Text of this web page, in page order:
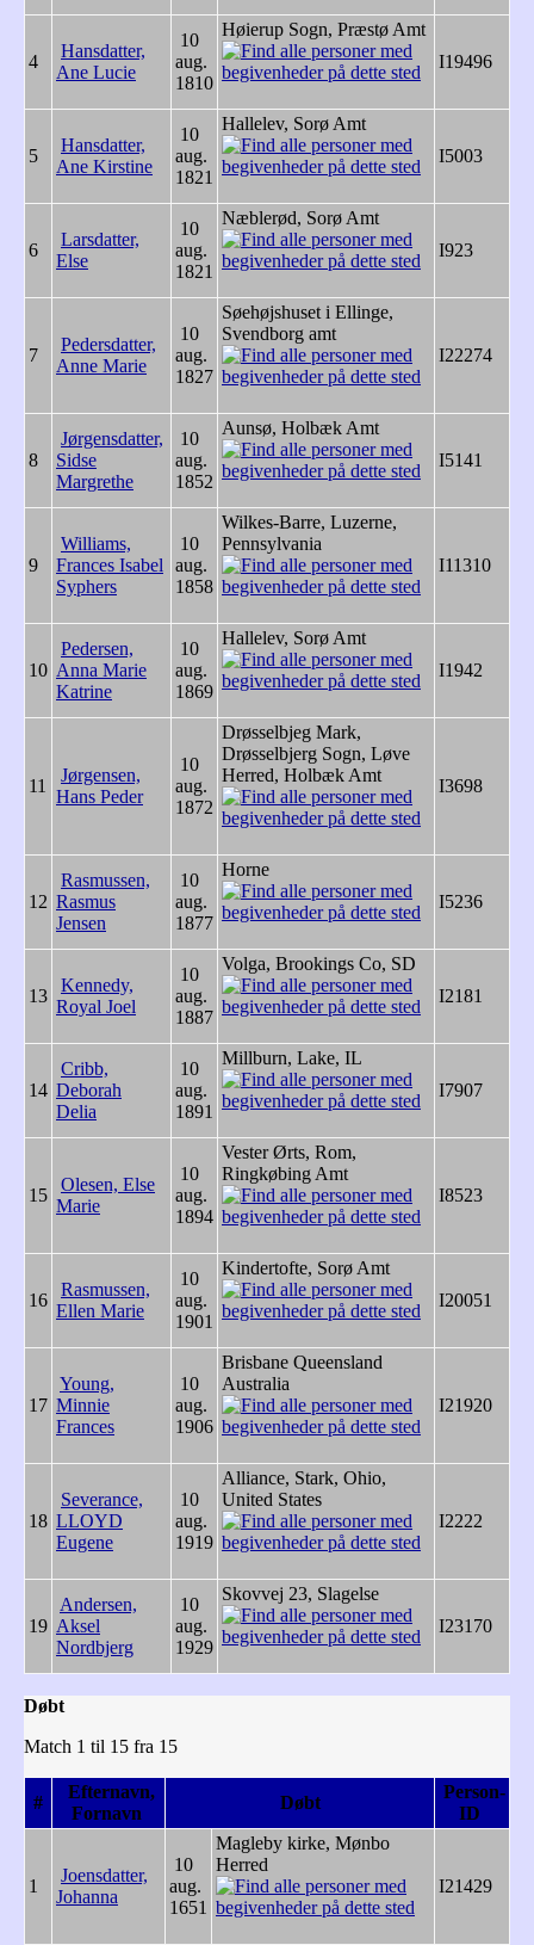
4
Hansdatter,
Ane Lucie
10
aug.
1810
Høierup Sogn, Præstø Amt
I19496
5
Hansdatter,
Ane Kirstine
10
aug.
1821
Hallelev, Sorø Amt
I5003
6
Larsdatter,
Else
10
aug.
1821
Næblerød, Sorø Amt
I923
7
Pedersdatter,
Anne Marie
10
aug.
1827
Søehøjshuset i Ellinge,
Svendborg amt
I22274
8
Jørgensdatter,
Sidse
Margrethe
10
aug.
1852
Aunsø, Holbæk Amt
I5141
9
Williams,
Frances Isabel
Syphers
10
aug.
1858
Wilkes-Barre, Luzerne,
Pennsylvania
I11310
10
Pedersen,
Anna Marie
Katrine
10
aug.
1869
Hallelev, Sorø Amt
I1942
11
Jørgensen,
Hans Peder
10
aug.
1872
Drøsselbjeg Mark,
Drøsselbjerg Sogn, Løve
Herred, Holbæk Amt
I3698
12
Rasmussen,
Rasmus
Jensen
10
aug.
1877
Horne
I5236
13
Kennedy,
Royal Joel
10
aug.
1887
Volga, Brookings Co, SD
I2181
14
Cribb,
Deborah
Delia
10
aug.
1891
Millburn, Lake, IL
I7907
15
Olesen, Else
Marie
10
aug.
1894
Vester Ørts, Rom,
Ringkøbing Amt
I8523
16
Rasmussen,
Ellen Marie
10
aug.
1901
Kindertofte, Sorø Amt
I20051
17
Young,
Minnie
Frances
10
aug.
1906
Brisbane Queensland
Australia
I21920
18
Severance,
LLOYD
Eugene
10
aug.
1919
Alliance, Stark, Ohio,
United States
I2222
19
Andersen,
Aksel
Nordbjerg
10
aug.
1929
Skovvej 23, Slagelse
I23170
Døbt
Match 1 til 15 fra 15
#
Efternavn,
Fornavn
Døbt
Person-
ID
1
Joensdatter,
Johanna
10
aug.
1651
Magleby kirke, Mønbo
Herred
I21429